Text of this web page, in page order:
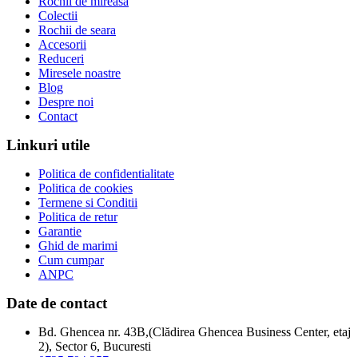
Colectii
Rochii de seara
Accesorii
Reduceri
Miresele noastre
Blog
Despre noi
Contact
Linkuri utile
Politica de confidentialitate
Politica de cookies
Termene si Conditii
Politica de retur
Garantie
Ghid de marimi
Cum cumpar
ANPC
Date de contact
Bd. Ghencea nr. 43B,(Clădirea Ghencea Business Center, etaj
2), Sector 6, Bucuresti